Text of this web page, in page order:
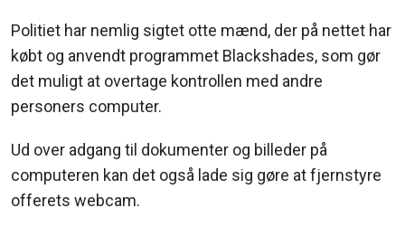
Politiet har nemlig sigtet otte mænd, der på nettet har
købt og anvendt programmet Blackshades, som gør
det muligt at overtage kontrollen med andre
personers computer.
Ud over adgang til dokumenter og billeder på
computeren kan det også lade sig gøre at fjernstyre
offerets webcam.